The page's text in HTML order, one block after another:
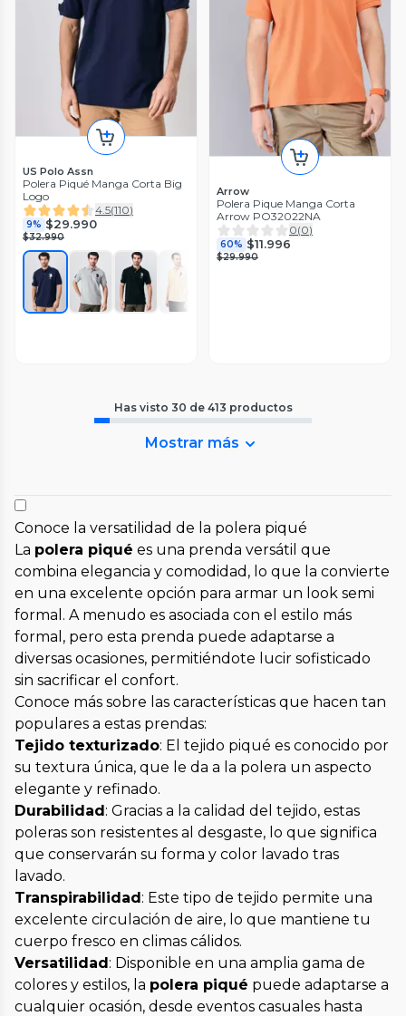
US Polo Assn
Polera Piqué Manga Corta Big
Logo
4.5(110)
9% $29.990
$32.990
Arrow
Polera Pique Manga Corta
Arrow PO32022NA
0(0)
60% $11.996
$29.990
Has visto 30 de 413 productos
Mostrar más
Conoce la versatilidad de la polera piqué
La polera piqué es una prenda versátil que
combina elegancia y comodidad, lo que la convierte
en una excelente opción para armar un look semi
formal. A menudo es asociada con el estilo más
formal, pero esta prenda puede adaptarse a
diversas ocasiones, permitiéndote lucir sofisticado
sin sacrificar el confort.
Conoce más sobre las características que hacen tan
populares a estas prendas:
Tejido texturizado: El tejido piqué es conocido por
su textura única, que le da a la polera un aspecto
elegante y refinado.
Durabilidad: Gracias a la calidad del tejido, estas
poleras son resistentes al desgaste, lo que significa
que conservarán su forma y color lavado tras
lavado.
Transpirabilidad: Este tipo de tejido permite una
excelente circulación de aire, lo que mantiene tu
cuerpo fresco en climas cálidos.
Versatilidad: Disponible en una amplia gama de
colores y estilos, la polera piqué puede adaptarse a
cualquier ocasión, desde eventos casuales hasta